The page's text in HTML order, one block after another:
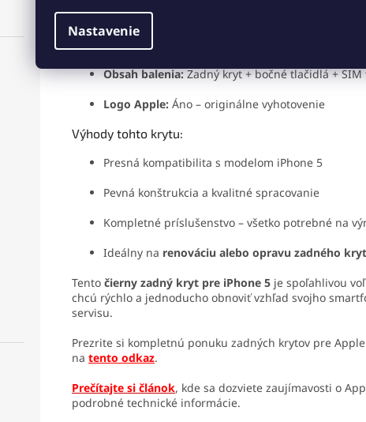
Nastavenie
Materiál:Hliník + plast
Čierna (Black)
Obsah balenia:Zadný kryt + bočné tlačidlá + SIM
Logo Apple: Áno – originálne vyhotovenie
Výhody tohto krytu:
Presná kompatibilita s modelom iPhone 5
Pevná konštrukcia a kvalitné spracovanie
Kompletné príslušenstvo – všetko potrebné na
Ideálny na renováciu alebo opravu zadného
Tento čierny zadný kryt pre iPhone 5 je spoľahlivou
chcú rýchlo a jednoducho obnoviť vzhľad svojho
servisu.
Prezrite si kompletnú ponuku zadných krytov pre
na tento odkaz.
Prečítajte si článok, kde sa dozviete zaujímavosti o
podrobné technické informácie.